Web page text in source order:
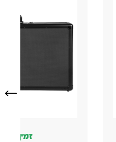
זמין